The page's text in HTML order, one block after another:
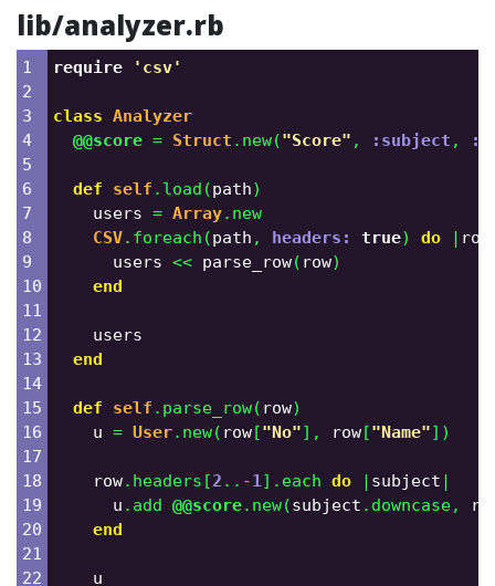
lib/analyzer.rb
1
2
3
4
5
6
7
8
9
10
11
12
13
14
15
16
17
18
19
20
21
22
require 'csv'
class Analyzer
@@score = Struct . new("Score" , :subject ,
def self . load (path)
users = Array. new
CSV. foreach (path , headers: true) do | row
users << parse_row( row)
end
users
end
def self . parse_row( row)
u = User. new( row["No"], row["Name"])
row. headers [2 ..-1]. each do | subject |
u . add @@score. new(subject . downcase,
end
u